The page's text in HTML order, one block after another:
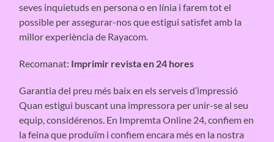
seves inquietuds en persona o en línia i farem tot el
possible per assegurar-nos que estigui satisfet amb la
millor experiència de Rayacom.
Recomanat: Imprimir revista en 24 hores
Garantia del preu més baix en els serveis d’impressió
Quan estigui buscant una impressora per unir-se al seu
equip, considérenos. En Impremta Online 24, confiem en
la feina que produïm i confiem encara més en la nostra